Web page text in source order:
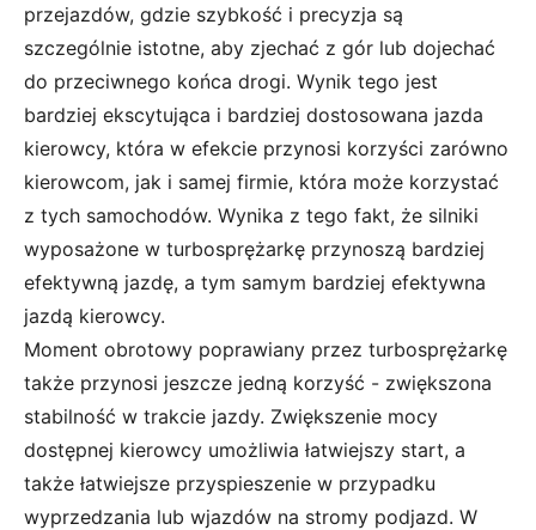
przejazdów, gdzie szybkość i precyzja są
szczególnie istotne, aby zjechać z gór lub dojechać
do przeciwnego końca drogi. Wynik tego jest
bardziej ekscytująca i bardziej dostosowana jazda
kierowcy, która w efekcie przynosi korzyści zarówno
kierowcom, jak i samej firmie, która może korzystać
z tych samochodów. Wynika z tego fakt, że silniki
wyposażone w turbosprężarkę przynoszą bardziej
efektywną jazdę, a tym samym bardziej efektywna
jazdą kierowcy.
Moment obrotowy poprawiany przez turbosprężarkę
także przynosi jeszcze jedną korzyść - zwiększona
stabilność w trakcie jazdy. Zwiększenie mocy
dostępnej kierowcy umożliwia łatwiejszy start, a
także łatwiejsze przyspieszenie w przypadku
wyprzedzania lub wjazdów na stromy podjazd. W